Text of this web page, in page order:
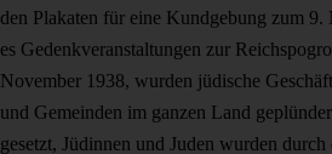
den Plakaten für eine Kundgebung zum 9.
es Gedenkveranstaltungen zur
November 1938, wurden jüdische
und Gemeinden im ganzen Land
gesetzt, Jüdinnen und Juden wurden durch